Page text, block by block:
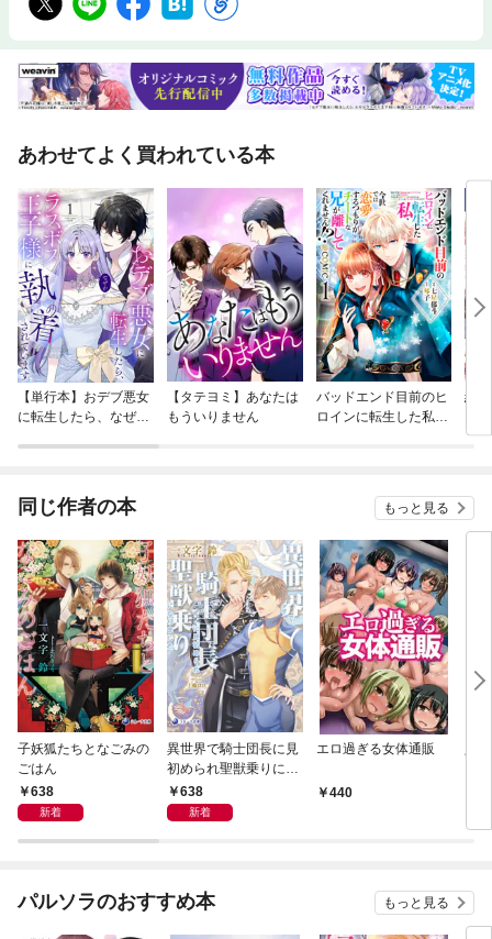
あわせてよく買われている本
【単行本】おデブ悪女
に転生したら、なぜか
【タテヨミ】あなたは
もういりません
バッドエンド目前のヒ
ロインに転生した私、
結
同じ作者の本 もっと見る
子妖狐たちとなごみの
ごはん
638
新着
異世界で騎士団長に見
初められ聖獣乗りにな
りました
638
新着
エロ過ぎる女体通販
440
パルソラのおすすめ本 もっと見る